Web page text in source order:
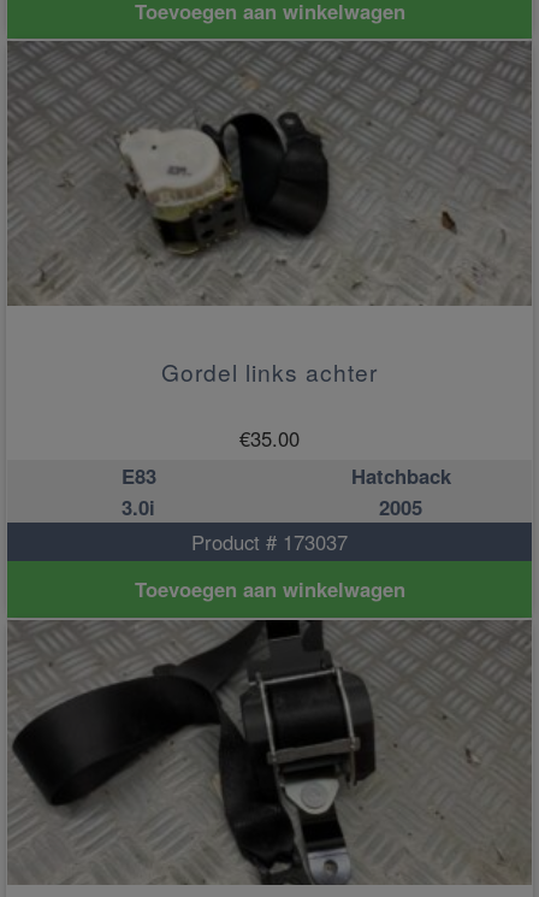
Toevoegen aan winkelwagen
Gordel links achter
€35.00
E83
Hatchback
3.0i
2005
Product # 173037
Toevoegen aan winkelwagen